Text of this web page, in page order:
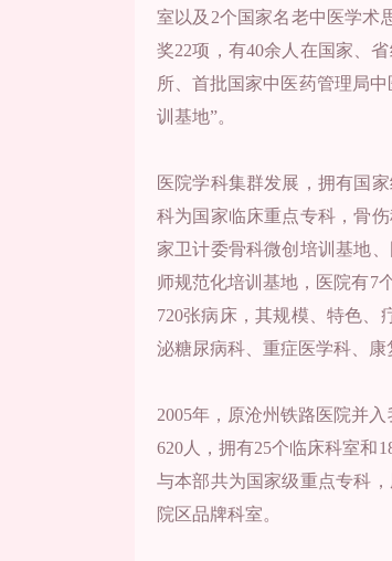
室以及2个国家名老中医学术
奖22项，有40余人在国家、
所、首批国家中医药管理局
训基地”。
医院学科集群发展，拥有国
科为国家临床重点专科，骨
家卫计委骨科微创培训基地
师规范化培训基地，医院有7
720张病床，其规模、特色、
泌糖尿病科、重症医学科、康
2005年，原沧州铁路医院并
620人，拥有25个临床科室和
与本部共为国家级重点专科
院区品牌科室。